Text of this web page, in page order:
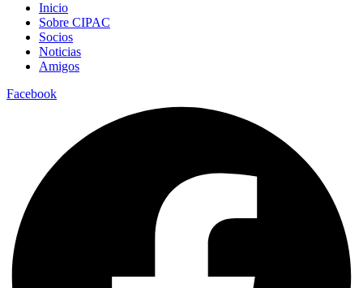
Inicio
Sobre CIPAC
Socios
Noticias
Amigos
Facebook